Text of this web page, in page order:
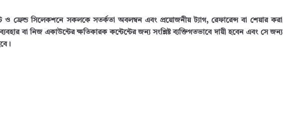
ও ফ্রেন্ড সিলেকশনে সকলকে সতর্কতা অবলম্বন এবং প্রয়োজনীয় ট্যাগ, রেফারেন্স বা শেয়ার করা
বা নিজ একাউন্টের ক্ষতিকারক কন্টেন্টের জন্য সংশ্লিষ্ট ব্যক্তিগতভাবে দায়ী হবেন এবং সে জন্য